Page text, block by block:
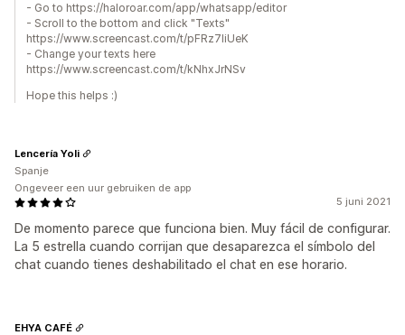
- Go to https://haloroar.com/app/whatsapp/editor
- Scroll to the bottom and click "Texts"
https://www.screencast.com/t/pFRz7IiUeK
- Change your texts here
https://www.screencast.com/t/kNhxJrNSv
Hope this helps :)
5 juni 2021
De momento parece que funciona bien. Muy fácil de configurar.
La 5 estrella cuando corrijan que desaparezca el símbolo del
chat cuando tienes deshabilitado el chat en ese horario.
Lencería Yoli
Spanje
Ongeveer een uur gebruiken de app
EHYA CAFÉ